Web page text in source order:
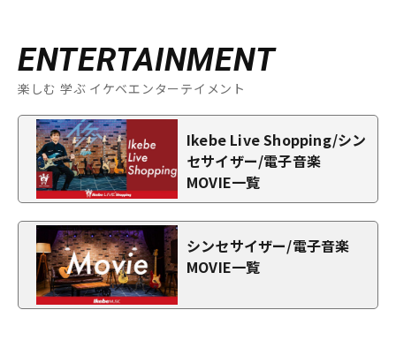
ENTERTAINMENT
楽しむ 学ぶ イケベエンターテイメント
Ikebe Live Shopping/シン
セサイザー/電子音楽
MOVIE一覧
シンセサイザー/電子音楽
MOVIE一覧